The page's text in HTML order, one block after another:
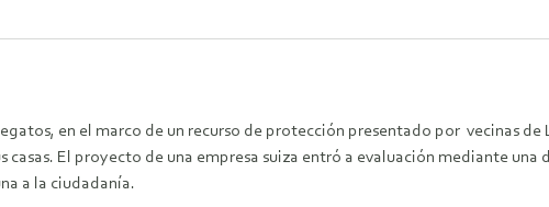
en el marco de un recurso de protección presentado por vecinas
casas. El proyecto de una empresa suiza entró a evaluación mediante una
a la ciudadanía.